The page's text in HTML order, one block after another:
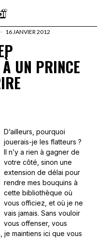
16 JANVIER 2012
UN PRINCE
D’ailleurs, pourquoi
jouerais-je les flatteurs ?
Il n’y a rien à gagner de
votre côté, sinon une
extension de délai pour
rendre mes bouquins à
cette bibliothèque où
vous officiez, et où je ne
vais jamais. Sans vouloir
vous offenser, vous
je maintiens ici que vous